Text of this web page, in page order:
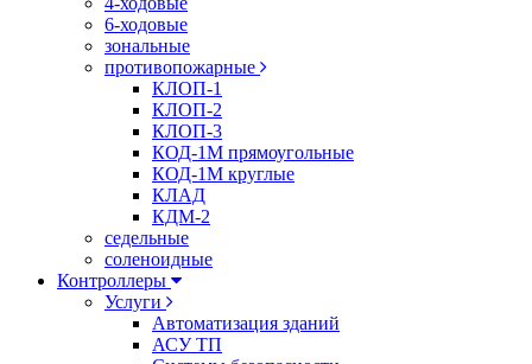
6-ходовые
зональные
противопожарные
КЛОП-1
КЛОП-2
КЛОП-3
КОД-1М прямоугольные
КОД-1М круглые
КЛАД
КДМ-2
седельные
соленоидные
Контроллеры
Услуги
Автоматизация зданий
АСУ ТП